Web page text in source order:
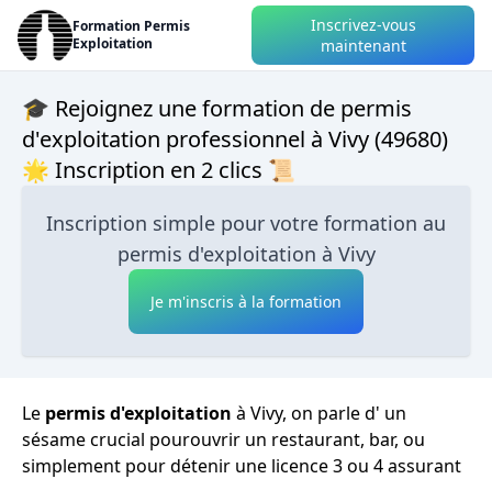
Formation Permis
Exploitation
Inscrivez-vous
maintenant
🎓 Rejoignez une formation de permis
d'exploitation professionnel à Vivy (49680)
🌟 Inscription en 2 clics 📜
Inscription simple pour votre formation au
permis d'exploitation à Vivy
Je m'inscris à la formation
Le permis d'exploitation à Vivy, on parle d' un
sésame crucial pourouvrir un restaurant, bar, ou
simplement pour détenir une licence 3 ou 4 assurant